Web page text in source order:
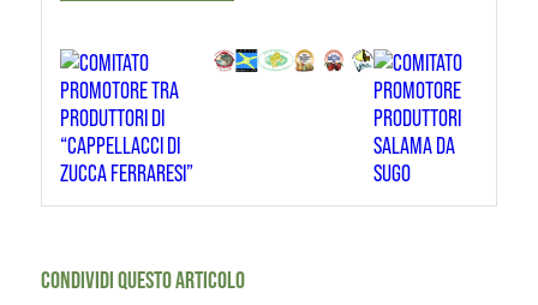
CONDIVIDI QUESTO ARTICOLO